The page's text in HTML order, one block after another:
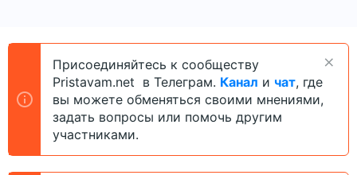
Присоединяйтесь к сообществу
Pristavam.net в Телеграм. Канал и чат, где
вы можете обменяться своими мнениями,
задать вопросы или помочь другим
участниками.